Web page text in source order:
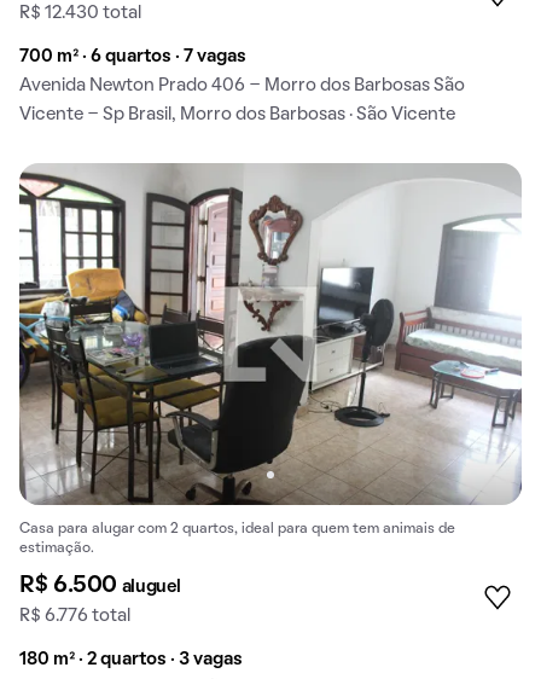
R$ 12.430 total
700 m² · 6 quartos · 7 vagas
Avenida Newton Prado 406 - Morro dos Barbosas São
Vicente - Sp Brasil, Morro dos Barbosas · São Vicente
Casa para alugar com 2 quartos, ideal para quem tem animais de
estimação.
R$ 6.500 aluguel
R$ 6.776 total
180 m² · 2 quartos · 3 vagas